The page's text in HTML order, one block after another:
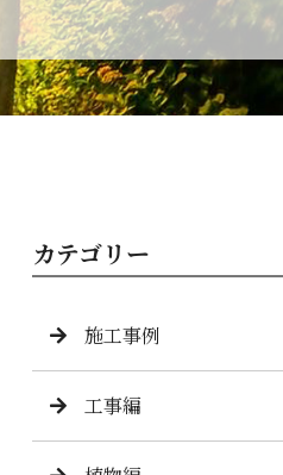
カテゴリー
施工事例
工事編